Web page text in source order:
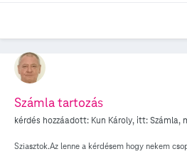
Számla tartozás
kérdés hozzáadott: Kun Károly, itt:Számla,
Sziasztok.Az lenne a kérdésem hogy nekem